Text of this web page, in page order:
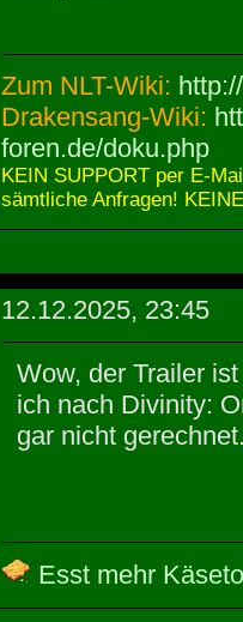
Zum NLT-Wiki:
Drakensang-Wiki:
foren.de/doku.php
KEIN SUPPORT per E-
sämtliche Anfragen!
12.12.2025, 23:45
Wow, der Trailer
ich nach Divinity:
gar nicht
Esst mehr